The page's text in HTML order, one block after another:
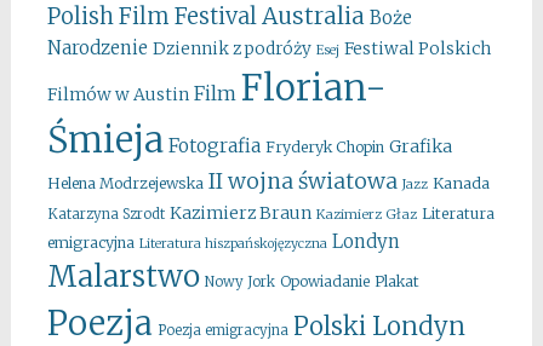
Polish Film FestivalAustralia Boże
Narodzenie Dziennik z podróży Esej Festiwal Polskich
Filmów w Austin Film Florian-
Śmieja Fotografia Fryderyk Chopin Grafika
Helena Modrzejewska II wojna światowa Jazz Kanada
Katarzyna Szrodt Kazimierz Braun Kazimierz Głaz Literatura
emigracyjna Literatura hiszpańskojęzyczna Londyn
Malarstwo Nowy Jork Opowiadanie Plakat
Poezja Poezja emigracyjna Polski Londyn